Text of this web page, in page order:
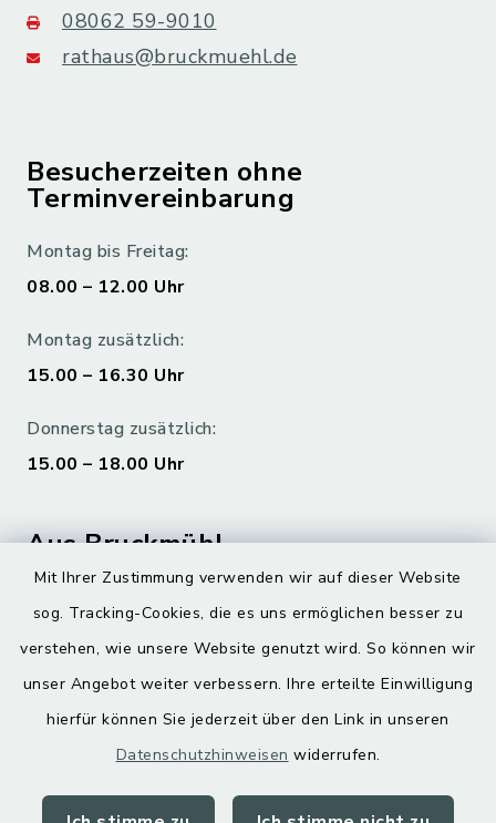
Mit Ihrer Zustimmung verwenden wir auf dieser Website
sog. Tracking-Cookies, die es uns ermöglichen besser zu
verstehen, wie unsere Website genutzt wird. So können wir
unser Angebot weiter verbessern. Ihre erteilte Einwilligung
hierfür können Sie jederzeit über den Link in unseren
Datenschutzhinweisen widerrufen.
08062 59-9010
rathaus@bruckmuehl.de
Besucherzeiten ohne
Terminvereinbarung
Montag bis Freitag:
08.00 – 12.00 Uhr
Montag zusätzlich:
15.00 – 16.30 Uhr
Donnerstag zusätzlich:
15.00 – 18.00 Uhr
Aus Bruckmühl
Digitaler Ortsplan